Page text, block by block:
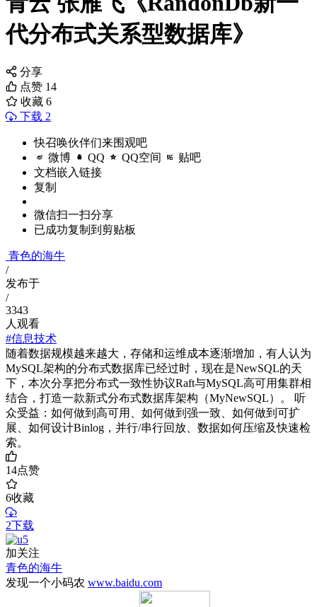
代分布式关系型数据库》
分享
点赞 14
收藏 6
下载 2
快召唤伙伴们来围观吧
微博 QQ QQ空间 贴吧
文档嵌入链接
复制
微信扫一扫分享
已成功复制到剪贴板
青色的海牛
/
发布于
/
3343
人观看
#信息技术
随着数据规模越来越大，存储和运维成本逐渐增加，有人认为
MySQL架构的分布式数据库已经过时，现在是NewSQL的天
下，本次分享把分布式一致性协议Raft与MySQL高可用集群相
结合，打造一款新式分布式数据库架构（MyNewSQL）。 听
众受益：如何做到高可用、如何做到强一致、如何做到可扩
展、如何设计Binlog，并行/串行回放、数据如何压缩及快速检
索。
14点赞
6收藏
2下载
加关注
青色的海牛
发现一个小码农 www.baidu.com